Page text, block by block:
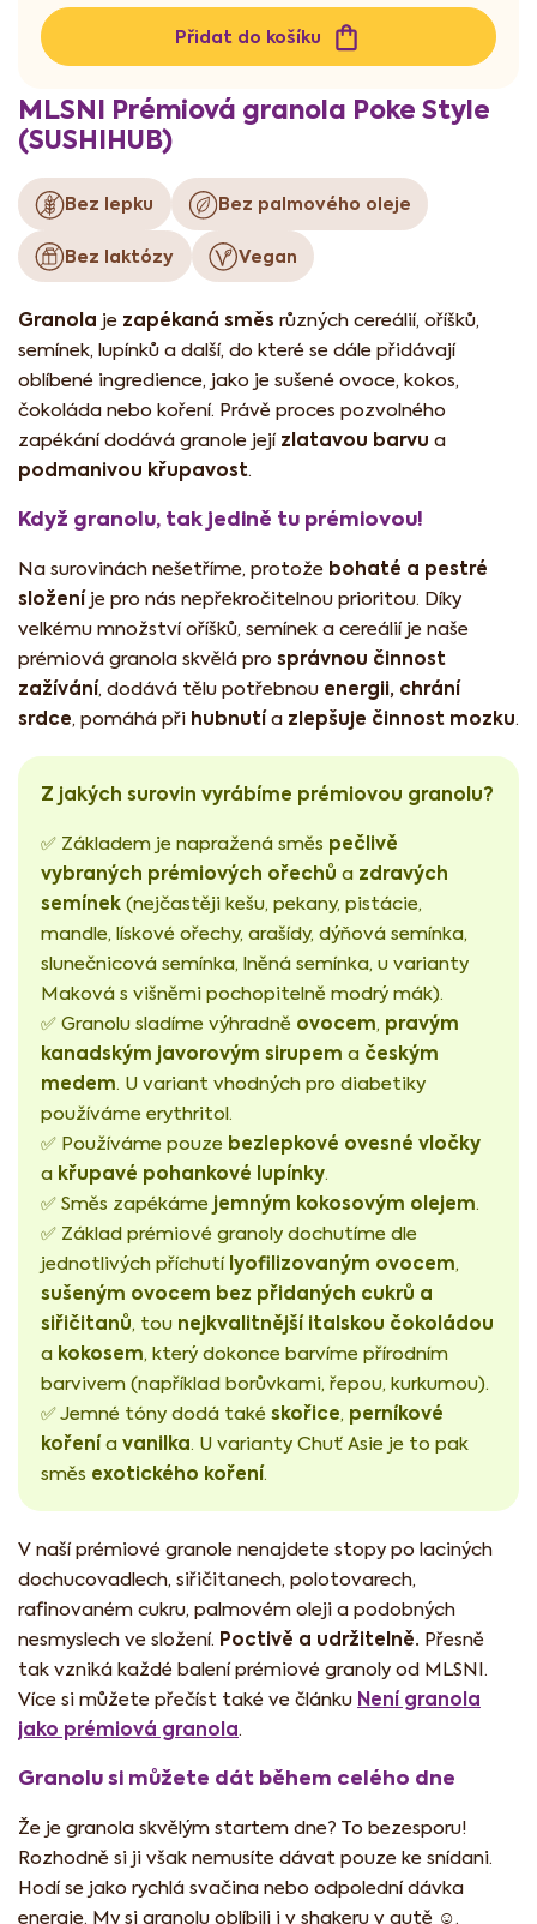
Přidat do košíku
MLSNI Prémiová granola Poke Style
(SUSHIHUB)
Bez lepku Bez palmového oleje
Bez laktózy Vegan
Granola je zapékaná směs různých cereálií, oříšků,
semínek, lupínků a další, do které se dále přidávají
oblíbené ingredience, jako je sušené ovoce, kokos,
čokoláda nebo koření. Právě proces pozvolného
zapékání dodává granole její zlatavou barvu a
podmanivou křupavost.
Když granolu, tak jedině tu prémiovou!
Na surovinách nešetříme, protože bohaté a pestré
složení je pro nás nepřekročitelnou prioritou. Díky
velkému množství oříšků, semínek a cereálií je naše
prémiová granola skvělá pro správnou činnost
zažívání, dodává tělu potřebnou energii, chrání
srdce, pomáhá při hubnutí a zlepšuje činnost mozku.
Z jakých surovin vyrábíme prémiovou granolu?
✅ Základem je napražená směs pečlivě
vybraných prémiových ořechů a zdravých
semínek (nejčastěji kešu, pekany, pistácie,
mandle, lískové ořechy, arašídy, dýňová semínka,
slunečnicová semínka, lněná semínka, u varianty
Maková s višněmi pochopitelně modrý mák).
✅ Granolu sladíme výhradně ovocem, pravým
kanadským javorovým sirupem a českým
medem. U variant vhodných pro diabetiky
používáme erythritol.
✅ Používáme pouze bezlepkové ovesné vločky
a křupavé pohankové lupínky.
✅ Směs zapékáme jemným kokosovým olejem.
✅ Základ prémiové granoly dochutíme dle
jednotlivých příchutí lyofilizovaným ovocem,
sušeným ovocem bez přidaných cukrů a
siřičitanů, tou nejkvalitnější italskou čokoládou
a kokosem, který dokonce barvíme přírodním
barvivem (například borůvkami, řepou, kurkumou).
✅ Jemné tóny dodá také skořice, perníkové
kořenía vanilka. U varianty Chuť Asie je to pak
směs exotického koření.
V naší prémiové granole nenajdete stopy po laciných
dochucovadlech, siřičitanech, polotovarech,
rafinovaném cukru, palmovém oleji a podobných
nesmyslech ve složení. Poctivě a udržitelně. Přesně
tak vzniká každé balení prémiové granoly od MLSNI.
Více si můžete přečíst také ve článku Není granola
jako prémiová granola.
Granolu si můžete dát během celého dne
Že je granola skvělým startem dne? To bezesporu!
Rozhodně si ji však nemusíte dávat pouze ke snídani.
Hodí se jako rychlá svačina nebo odpolední dávka
energie. My si granolu oblíbili i v shakeru v autě ☺️.